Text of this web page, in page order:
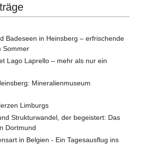
Badeseen in Heinsberg – erfrischende
Sommer
Lago Laprello – mehr als nur ein
Mineralienmuseum
Limburgs
Strukturwandel, der begeistert: Das
Dortmund
in Belgien - Ein Tagesausflug ins